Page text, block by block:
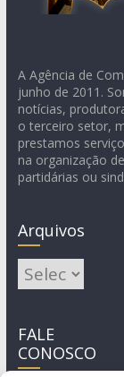
A Agência de
junho de 2011.
notícias,
o terceiro setor,
prestamos
na organização
partidárias ou
Arquivos
Arquivos
FALE
CONOSCO